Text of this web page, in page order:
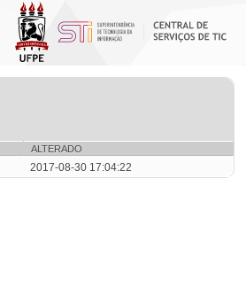
ALTERADO
2017-08-30 17:04:22